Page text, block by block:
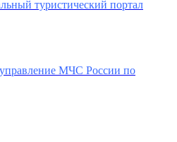
туристический портал
МЧС России по